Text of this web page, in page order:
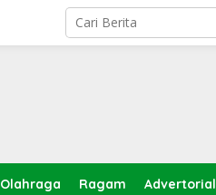
Olahraga Ragam Advertorial